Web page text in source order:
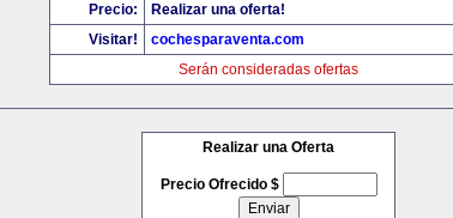
Precio:
Realizar una oferta!
Visitar!
cochesparaventa.com
Serán consideradas ofertas
Realizar una Oferta
Precio Ofrecido $